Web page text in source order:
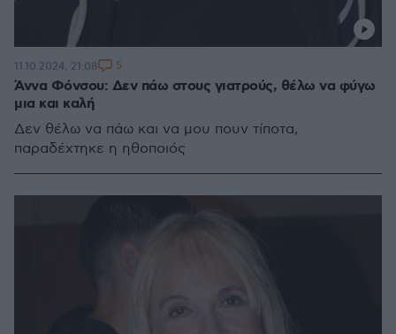
Άννα Φόνσου: Δεν πάω στους γιατρούς, θέλω να φύγω
μια και καλή
Δεν θέλω να πάω και να μου πουν τίποτα,
παραδέχτηκε η ηθοποιός
11.10.2024, 21:08 5